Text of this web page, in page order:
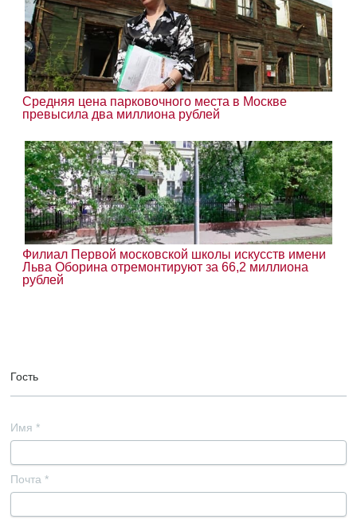
Средняя цена парковочного места в Москве
превысила два миллиона рублей
Филиал Первой московской школы искусств имени
Льва Оборина отремонтируют за 66,2 миллиона
рублей
Гость
Имя *
Почта *